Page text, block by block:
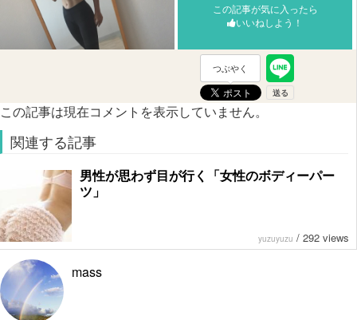
この記事が気に入ったら
いいねしよう！
つぶやく
この記事は現在コメントを表示していません。
関連する記事
男性が思わず目が行く「女性のボディーパー
ツ」
yuzuyuzu / 292 views
mass